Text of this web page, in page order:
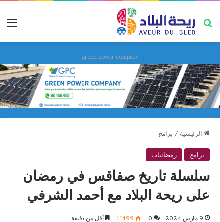
بحث عن
green power company
الرئيسية / برامج
برامج رمضانيات
سلسلة تاريخ صفاقس في رمضان
على ريحة البلاد مع أحمد الشرفي
9 مارس 2024 0 1٬499 أقل من دقيقة